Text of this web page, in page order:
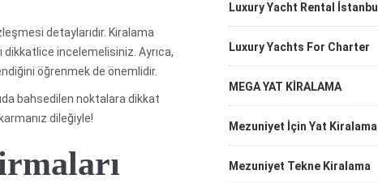
detaylarıdır. Kiralama
dikkatlice incelemelisiniz. Ayrıca,
öğrenmek de önemlidir.
bahsedilen noktalara dikkat
dileğiyle!
Luxury Yacht Rental İstanbul
Luxury Yachts For Charter
MEGA YAT KİRALAMA
Mezuniyet İçin Yat Kiralama
Mezuniyet Tekne Kiralama